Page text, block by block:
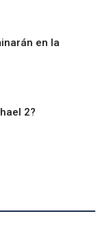
en la
2?